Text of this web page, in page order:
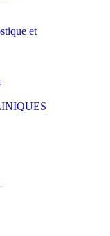
et